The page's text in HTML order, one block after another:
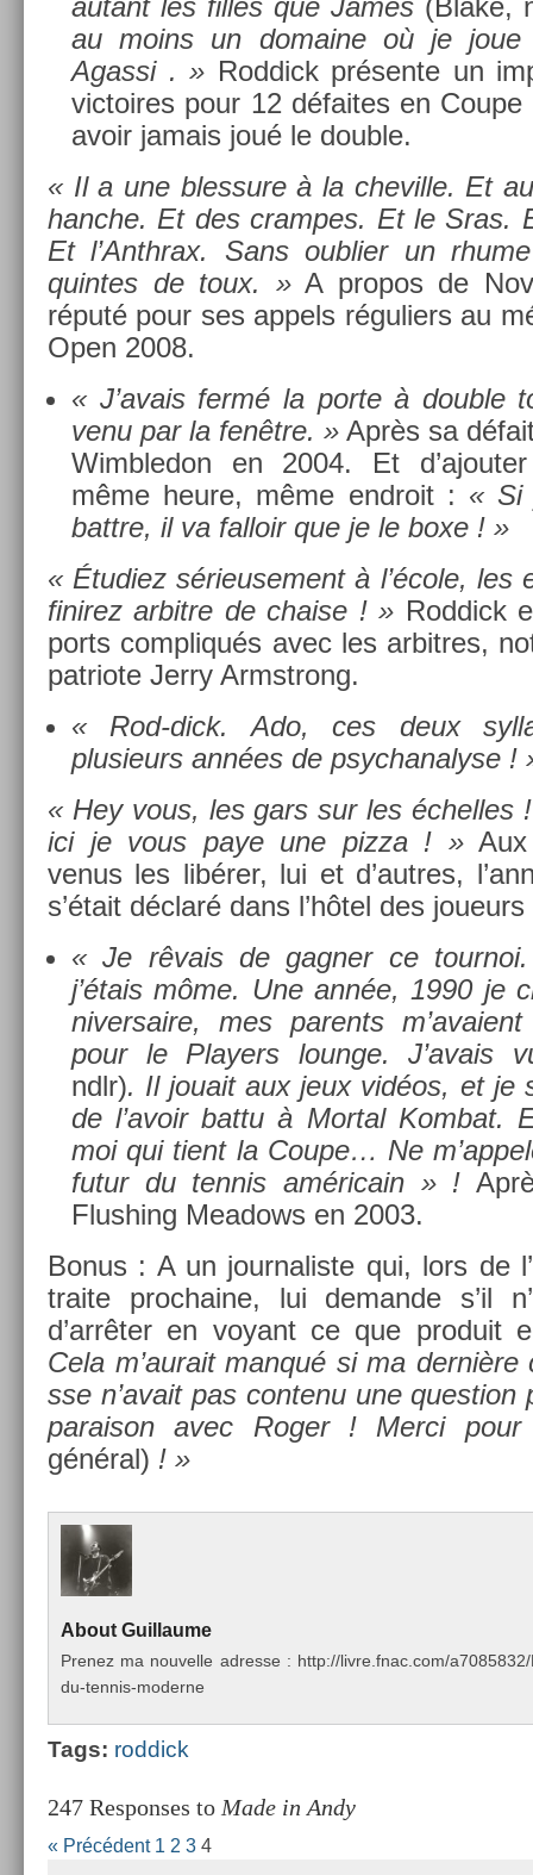
autant les fil­les que James (Blake,
au moins un domaine où je joue
Agas­si . » Rod­dick présente un
vic­toires pour 12 défaites en
avoir jamais joué le doub­le.
« Il a une bles­sure à la chevil­le. Et
han­che. Et des cram­pes. Et le Sras.
Et l’Anthrax. Sans oub­li­er un
quin­tes de toux. »A pro­pos de
réputé pour ses ap­pels réguli­ers au
Open 2008.
« J’avais fermé la porte à doub­le
venu par la fenêtre. » Après sa
Wimbledon en 2004. Et
même heure, même end­roit : « Si
battre, il va fal­loir que je le boxe ! »
« Étudiez sérieuse­ment à l’école, les
fin­irez ar­bitre de cha­ise ! » Rod­dick
ports com­pliqués avec les ar­bitres,
pat­riote Jerry Armstrong.
« Rod-dick. Ado, ces deux
plusieurs années de psyc­hanalyse !
« Hey vous, les gars sur les échel­les
ici je vous paye une pizza ! »Aux
venus les libérer, lui et d’aut­res,
s’était déclaré dans l’hôtel des
« Je rêvais de gagn­er ce tour­noi.
j’étais môme. Une année, 1990 je
niver­saire, mes parents
pour le Play­ers loun­ge. J’avais
ndlr). Il jouait aux jeux vidéos, et je
de l’avoir battu à Mort­al Kom­bat.
moi qui tient la Coupe… Ne
futur du ten­nis américain » !
Flush­ing Meadows en 2003.
Bonus : A un jour­nalis­te qui, lors de
traite pro­chaine, lui de­man­de s’il
d’arrêter en voyant ce que pro­duit
Cela m’aurait manqué si ma
sse n’avait pas con­tenu une
paraison avec Roger ! Merci
général) ! »
About Guil­laume
Pre­nez ma nouvel­le ad­resse : http://livre.fnac.com/
du-tennis-moderne
Tags: rod­dick
247 Responses to Made in Andy
« Précédent 1 2 3 4